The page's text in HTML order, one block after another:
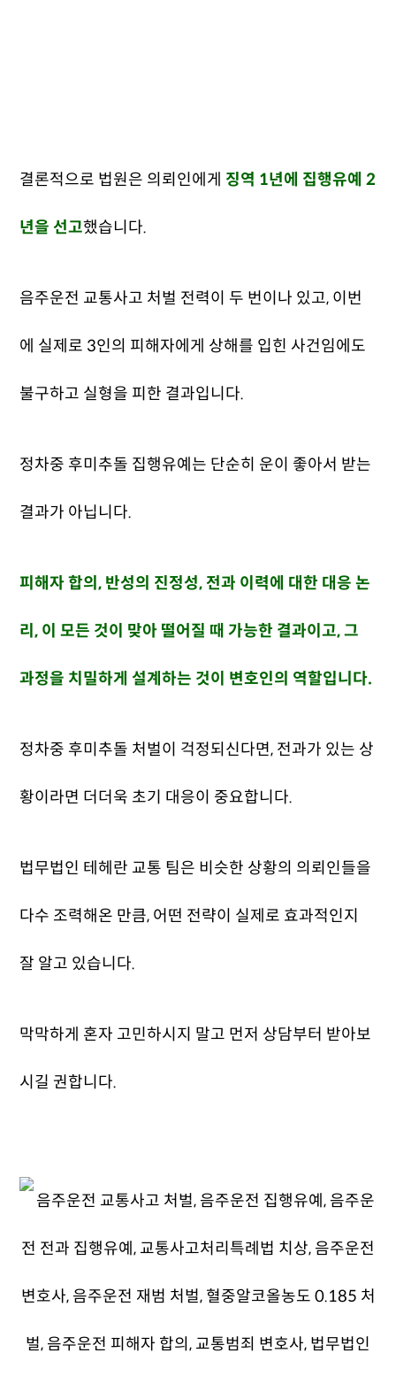
결론적으로 법원은 의뢰인에게 징역 1년에 집행유예 2
년을 선고했습니다.
음주운전 교통사고 처벌 전력이 두 번이나 있고, 이번
에 실제로 3인의 피해자에게 상해를 입힌 사건임에도
불구하고 실형을 피한 결과입니다.
정차중 후미추돌 집행유예는 단순히 운이 좋아서 받는
결과가 아닙니다.
피해자 합의, 반성의 진정성, 전과 이력에 대한 대응 논
리, 이 모든 것이 맞아 떨어질 때 가능한 결과이고, 그
과정을 치밀하게 설계하는 것이 변호인의 역할입니다.
정차중 후미추돌 처벌이 걱정되신다면, 전과가 있는 상
황이라면 더더욱 초기 대응이 중요합니다.
법무법인 테헤란 교통 팀은 비슷한 상황의 의뢰인들을
다수 조력해온 만큼, 어떤 전략이 실제로 효과적인지
잘 알고 있습니다.
막막하게 혼자 고민하시지 말고 먼저 상담부터 받아보
시길 권합니다.